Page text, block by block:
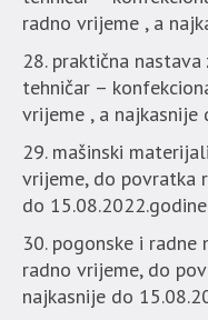
radno vrijeme , a
praktična
tehničar –
vrijeme , a najkasnije
mašinski
vrijeme, do povratka
do
pogonske i radne
radno vrijeme, do
najkasnije do